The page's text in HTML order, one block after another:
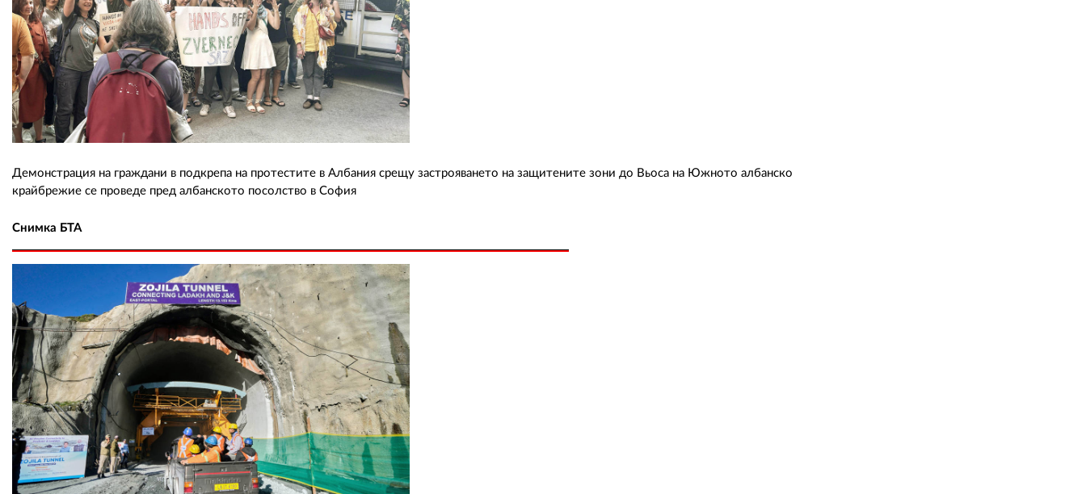
Демонстрация на граждани в подкрепа на протестите в Албания срещу застрояването на защитените зони до Вьоса на Южното албанско
крайбрежие се проведе пред албанското посолство в София
Снимка БТА